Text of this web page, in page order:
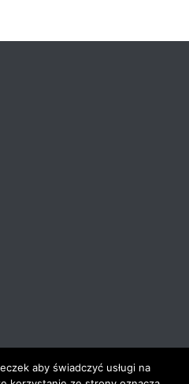
aby świadczyć usługi na